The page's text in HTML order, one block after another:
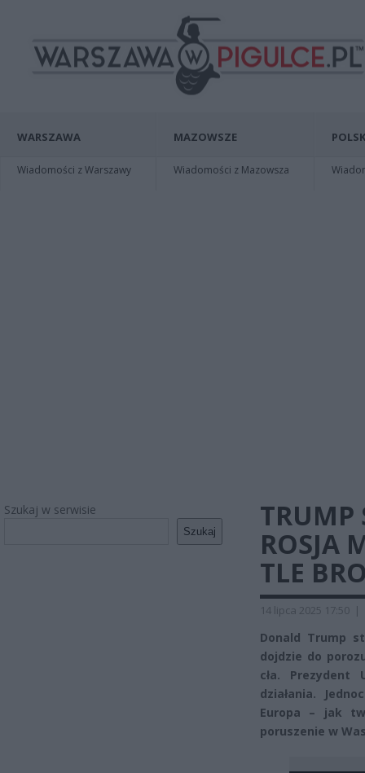
WARSZAWA
Wiadomości z Warszawy
MAZOWSZE
Wiadomości z Mazowsza
Szukaj w serwisie
Szukaj
TRUMP
ROSJA
TLE
14 lipca 2025 17:50 |
Donald Trump
dojdzie do
cła. Prezydent
działania.
Europa – jak
poruszenie w